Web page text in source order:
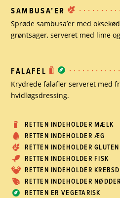
SAMBUSA’ER
Sprøde sambusa’er med
grøntsager, serveret med lime
FALAFEL
Krydrede falafler serveret med
hvidløgsdressing.
RETTEN INDEHOLDER MÆLK
RETTEN INDEHOLDER ÆG
RETTEN INDEHOLDER GLUTEN
RETTEN INDEHOLDER FISK
RETTEN INDEHOLDER
RETTEN INDEHOLDER NØDDER
RETTEN ER VEGETARISK